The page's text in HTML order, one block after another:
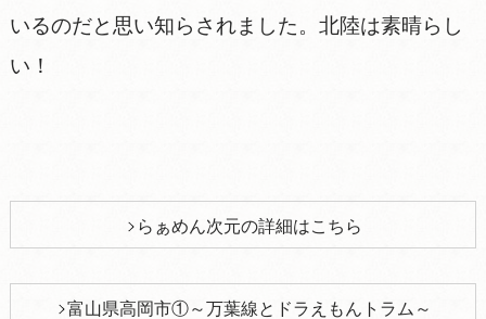
いるのだと思い知らされました。北陸は素晴らし
い！
らぁめん次元の詳細はこちら
富山県高岡市①～万葉線とドラえもんトラム～